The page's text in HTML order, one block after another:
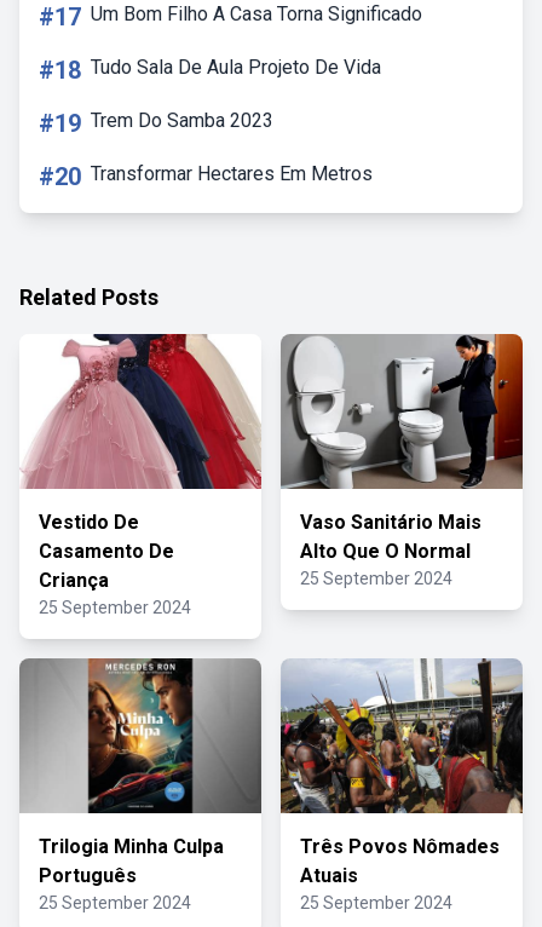
#17 Um Bom Filho A Casa Torna Significado
#18 Tudo Sala De Aula Projeto De Vida
#19 Trem Do Samba 2023
#20 Transformar Hectares Em Metros
Related Posts
Vestido De
Casamento De
Criança
25 September 2024
Vaso Sanitário Mais
Alto Que O Normal
25 September 2024
Trilogia Minha Culpa
Português
25 September 2024
Três Povos Nômades
Atuais
25 September 2024